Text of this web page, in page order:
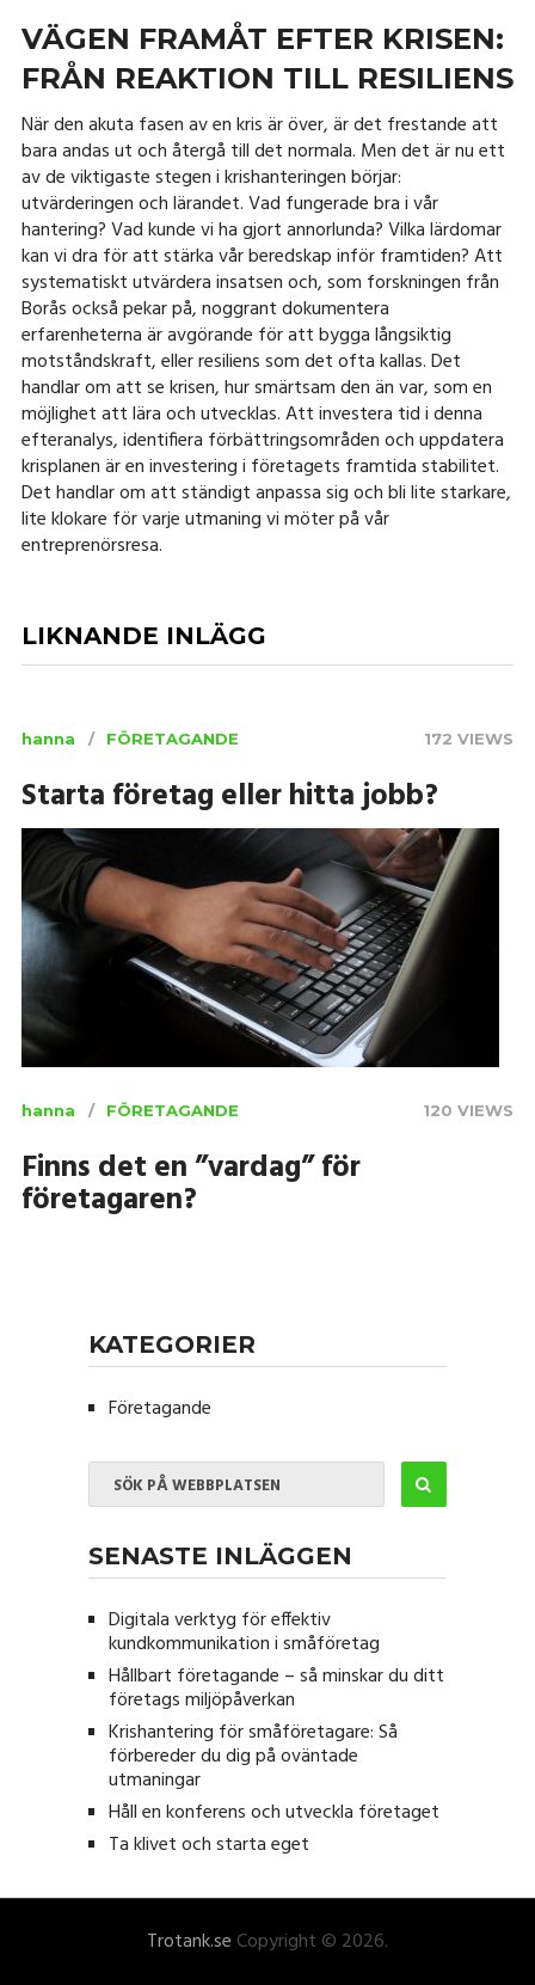
VÄGEN FRAMÅT EFTER KRISEN:
FRÅN REAKTION TILL RESILIENS
När den akuta fasen av en kris är över, är det frestande att
bara andas ut och återgå till det normala. Men det är nu ett
av de viktigaste stegen i krishanteringen börjar:
utvärderingen och lärandet. Vad fungerade bra i vår
hantering? Vad kunde vi ha gjort annorlunda? Vilka lärdomar
kan vi dra för att stärka vår beredskap inför framtiden? Att
systematiskt utvärdera insatsen och, som forskningen från
Borås också pekar på, noggrant dokumentera
erfarenheterna är avgörande för att bygga långsiktig
motståndskraft, eller resiliens som det ofta kallas. Det
handlar om att se krisen, hur smärtsam den än var, som en
möjlighet att lära och utvecklas. Att investera tid i denna
efteranalys, identifiera förbättringsområden och uppdatera
krisplanen är en investering i företagets framtida stabilitet.
Det handlar om att ständigt anpassa sig och bli lite starkare,
lite klokare för varje utmaning vi möter på vår
entreprenörsresa.
LIKNANDE INLÄGG
hanna FÖRETAGANDE 172 VIEWS
Starta företag eller hitta jobb?
hanna FÖRETAGANDE 120 VIEWS
Finns det en ”vardag” för
företagaren?
KATEGORIER
Företagande
SENASTE INLÄGGEN
Digitala verktyg för effektiv
kundkommunikation i småföretag
Hållbart företagande – så minskar du ditt
företags miljöpåverkan
Krishantering för småföretagare: Så
förbereder du dig på oväntade
utmaningar
Håll en konferens och utveckla företaget
Ta klivet och starta eget
Trotank.se Copyright © 2026.